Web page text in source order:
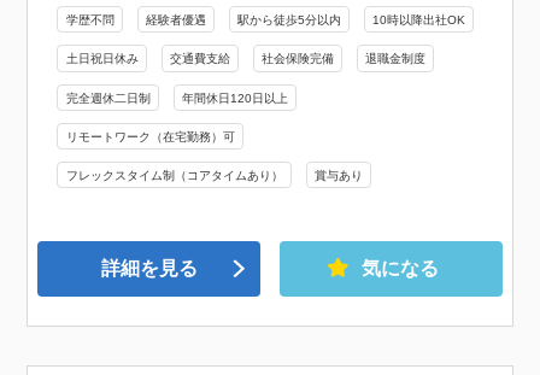
学歴不問 経験者優遇 駅から徒歩5分以内 10時以降出社OK
土日祝日休み 交通費支給 社会保険完備 退職金制度
完全週休二日制 年間休日120日以上
リモートワーク（在宅勤務）可
フレックスタイム制（コアタイムあり） 賞与あり
詳細を見る 気になる